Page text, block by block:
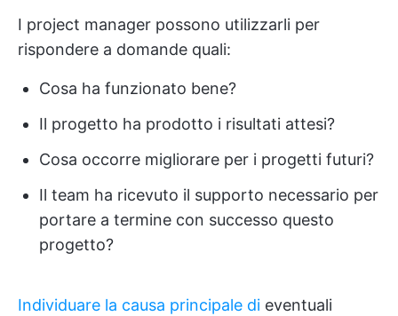
I project manager possono utilizzarli per
rispondere a domande quali:
Cosa ha funzionato bene?
Il progetto ha prodotto i risultati attesi?
Cosa occorre migliorare per i progetti futuri?
Il team ha ricevuto il supporto necessario per
portare a termine con successo questo
progetto?
Individuare la causa principale di eventuali